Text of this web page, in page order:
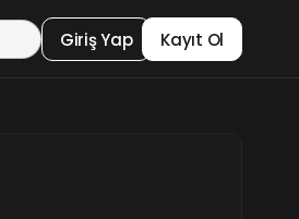
Giriş Yap Kayıt Ol